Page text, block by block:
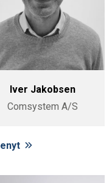
Iver Jakobsen
Comsystem A/S